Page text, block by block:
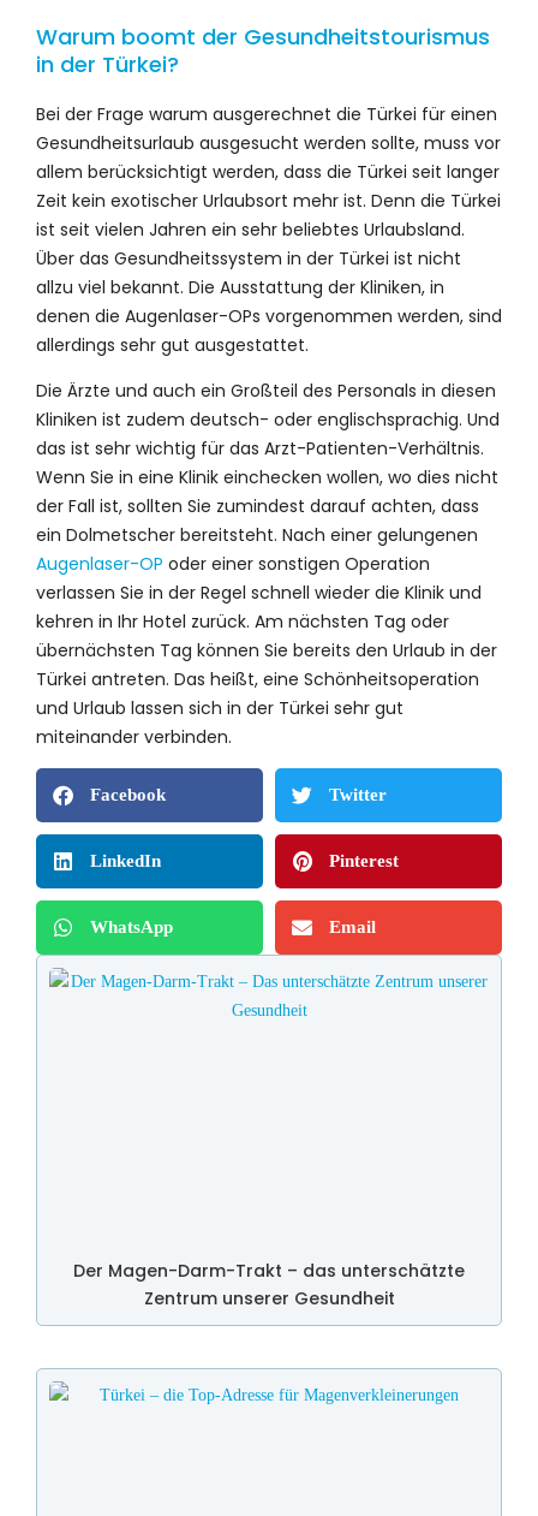
Warum boomt der Gesundheitstourismus
in der Türkei?
Bei der Frage warum ausgerechnet die Türkei für einen
Gesundheitsurlaub ausgesucht werden sollte, muss vor
allem berücksichtigt werden, dass die Türkei seit langer
Zeit kein exotischer Urlaubsort mehr ist. Denn die Türkei
ist seit vielen Jahren ein sehr beliebtes Urlaubsland.
Über das Gesundheitssystem in der Türkei ist nicht
allzu viel bekannt. Die Ausstattung der Kliniken, in
denen die Augenlaser-OPs vorgenommen werden, sind
allerdings sehr gut ausgestattet.
Die Ärzte und auch ein Großteil des Personals in diesen
Kliniken ist zudem deutsch- oder englischsprachig. Und
das ist sehr wichtig für das Arzt-Patienten-Verhältnis.
Wenn Sie in eine Klinik einchecken wollen, wo dies nicht
der Fall ist, sollten Sie zumindest darauf achten, dass
ein Dolmetscher bereitsteht. Nach einer gelungenen
Augenlaser-OP oder einer sonstigen Operation
verlassen Sie in der Regel schnell wieder die Klinik und
kehren in Ihr Hotel zurück. Am nächsten Tag oder
übernächsten Tag können Sie bereits den Urlaub in der
Türkei antreten. Das heißt, eine Schönheitsoperation
und Urlaub lassen sich in der Türkei sehr gut
miteinander verbinden.
Facebook Twitter
LinkedIn Pinterest
WhatsApp Email
Der Magen-Darm-Trakt – das unterschätzte
Zentrum unserer Gesundheit